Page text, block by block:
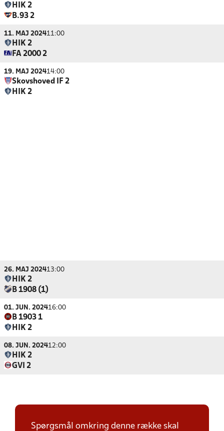
HIK 2
B.93 2
11. MAJ 202411:00
HIK 2
FA 2000 2
19. MAJ 202414:00
Skovshoved IF 2
HIK 2
26. MAJ 202413:00
HIK 2
B 1908 (1)
01. JUN. 202416:00
B 1903 1
HIK 2
08. JUN. 202412:00
HIK 2
GVI 2
Spørgsmål omkring denne række skal